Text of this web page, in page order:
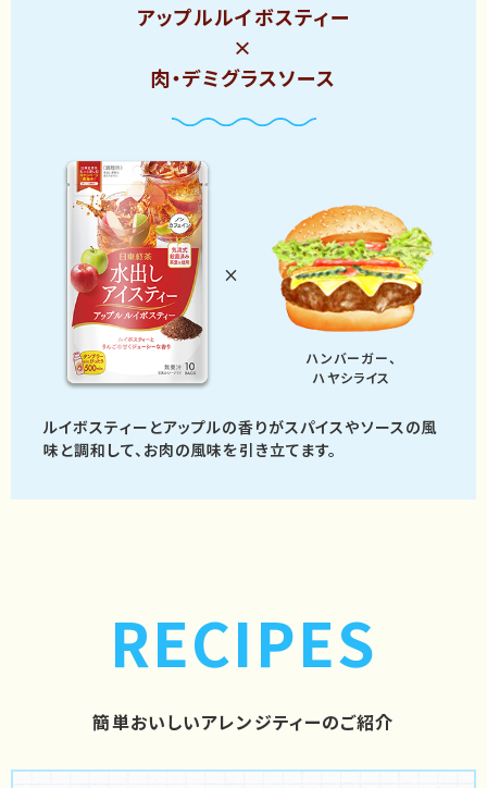
アップルルイボスティー
×
肉・デミグラスソース
×
ハンバーガー、
ハヤシライス
ルイボスティーとアップルの香りがスパイスやソースの風
味と調和して、 お肉の風味を引き立てます。
RECIPES
簡単おいしいアレンジティーのご紹介